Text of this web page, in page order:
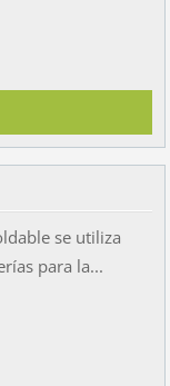
se utiliza
para la...